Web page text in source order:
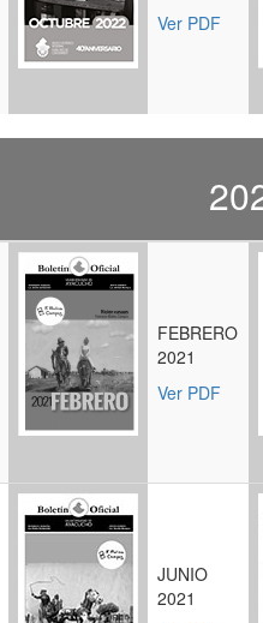
Ver PDF
FEBRERO
2021
Ver PDF
JUNIO
2021